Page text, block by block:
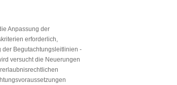
Anpassung der
erforderlich,
der Begutachtungsleitlinien -
versucht die Neuerungen